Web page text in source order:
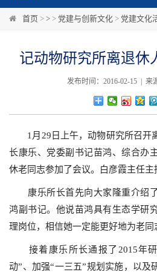
首页 > > > 党建与创新文化 > 党建文化
记动物研究所离退休
发布时间：2016-02-15 | 来
1 月 29 日上午，动物研究所召开
长康乐、党委副书记苗鸿、综合办
休老同志参加了会议。白彦霞主任主
康乐所长首先向大家隆重介绍
鸿副书记。他说苗鸿具有生态学研
理岗位，相信她一定能更好地为老同
接着康乐所长通报了 2015年
动”、加强“一三五”规划实施，以及